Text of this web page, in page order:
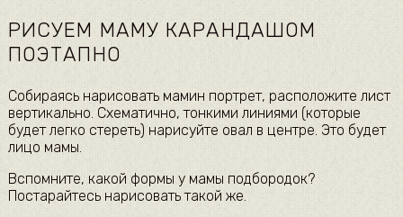
РИСУЕМ МАМУ КАРАНДАШОМ
ПОЭТАПНО
Собираясь нарисовать мамин портрет, расположите лист
вертикально. Схематично, тонкими линиями (которые
будет легко стереть) нарисуйте овал в центре. Это будет
лицо мамы.
Вспомните, какой формы у мамы подбородок?
Постарайтесь нарисовать такой же.